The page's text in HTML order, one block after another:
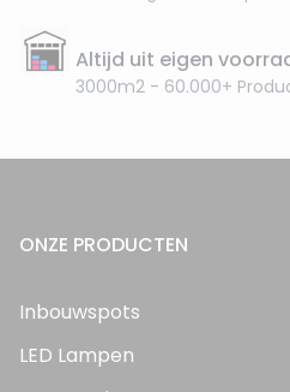
Altijd uit eigen
3000m2 - 60.000+
ONZE PRODUCTEN
Inbouwspots
LED Lampen